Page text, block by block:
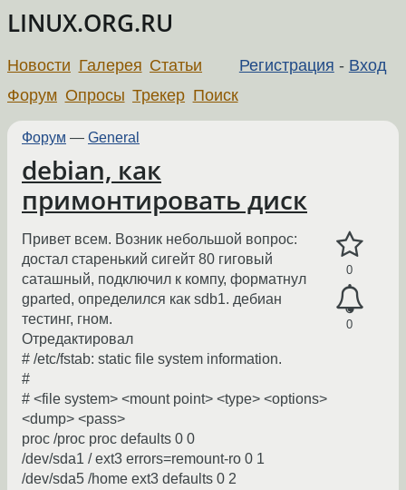
LINUX.ORG.RU
Регистрация - Вход
Новости Галерея Статьи
Форум Опросы Трекер Поиск
Форум — General
debian, как
примонтировать диск
0
0
Привет всем. Возник небольшой вопрос:
достал старенький сигейт 80 гиговый
саташный, подключил к компу, форматнул
gparted, определился как sdb1. дебиан
тестинг, гном.
Отредактировал
# /etc/fstab: static file system information.
#
# <file system> <mount point> <type> <options>
<dump> <pass>
proc /proc proc defaults 0 0
/dev/sda1 / ext3 errors=remount-ro 0 1
/dev/sda5 /home ext3 defaults 0 2